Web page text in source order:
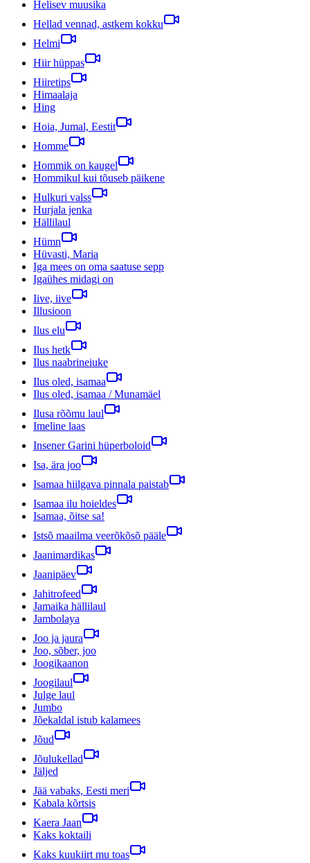
Helisev muusika
Hellad vennad, astkem kokku
Helmi
Hiir hüppas
Hiiretips
Himaalaja
Hing
Hoia, Jumal, Eestit
Homme
Hommik on kaugel
Hommikul kui tõuseb päikene
Hulkuri valss
Hurjala jenka
Hällilaul
Hümn
Hüvasti, Maria
Iga mees on oma saatuse sepp
Igaühes midagi on
Iive, iive
Illusioon
Ilus elu
Ilus hetk
Ilus naabrineiuke
Ilus oled, isamaa
Ilus oled, isamaa / Munamäel
Ilusa rõõmu laul
Imeline laas
Insener Garini hüperboloid
Isa, ära joo
Isamaa hiilgava pinnala paistab
Isamaa ilu hoieldes
Isamaa, õitse sa!
Istsõ maailma veerõkõsõ pääle
Jaanimardikas
Jaanipäev
Jahitrofeed
Jamaika hällilaul
Jambolaya
Joo ja jaura
Joo, sõber, joo
Joogikaanon
Joogilaul
Julge laul
Jumbo
Jõekaldal istub kalamees
Jõud
Jõulukellad
Jäljed
Jää vabaks, Eesti meri
Kabala kõrtsis
Kaera Jaan
Kaks koktaili
Kaks kuukiirt mu toas